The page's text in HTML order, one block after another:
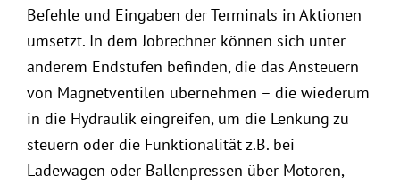
Befehle und Eingaben der Terminals in Aktionen
umsetzt. In dem Jobrechner können sich unter
anderem Endstufen befinden, die das Ansteuern
von Magnetventilen übernehmen – die wiederum
in die Hydraulik eingreifen, um die Lenkung zu
steuern oder die Funktionalität z.B. bei
Ladewagen oder Ballenpressen über Motoren,